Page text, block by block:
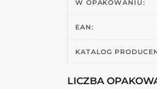
W OPAKOWANIU:
EAN:
KATALOG
LICZBA